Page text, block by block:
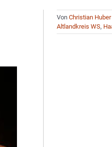
VonChristian Huber
Altlandkreis WS,